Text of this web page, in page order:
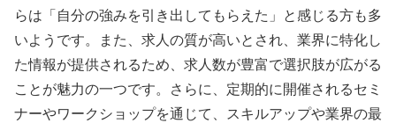
らは「自分の強みを引き出してもらえた」と感じる方も多
いようです。また、求人の質が高いとされ、業界に特化し
た情報が提供されるため、求人数が豊富で選択肢が広がる
ことが魅力の一つです。さらに、定期的に開催されるセミ
ナーやワークショップを通じて、スキルアップや業界の最